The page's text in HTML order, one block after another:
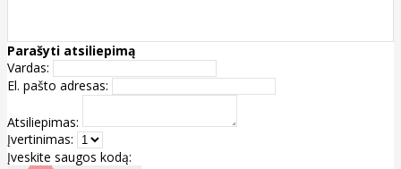
Parašyti atsiliepimą
Vardas:
El. pašto adresas:
Atsiliepimas:
Įvertinimas:
Įveskite saugos kodą: